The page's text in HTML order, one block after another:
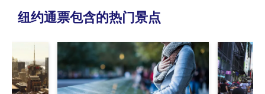
达·芬奇和北斋等传奇艺术家如果利用现代科技创作作品，
会呈现怎样的艺术面貌。
走进一个艺术不再静止，而是鲜活、呼吸、不断演变的世
界。《指挥家与机器》通过尖端创新重新诠释经典艺术，为
观众带来一次全新、沉浸式的创意体验。
纽约通票包含的热门景点